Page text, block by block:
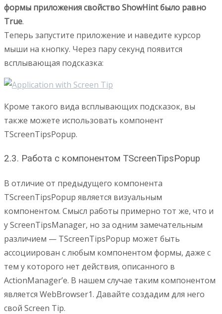
формы приложения свойство ShowHint было равно
True.
Теперь запустите приложение и наведите курсор
мыши на кнопку. Через пару секунд появится
всплывающая подсказка:
Кроме такого вида всплывающих подсказок, вы
также можете использовать компонент
TScreenTipsPopup.
2.3. Работа с компонентом TScreenTipsPopup
В отличие от предыдущего компонента
TScreenTipsPopup является визуальным
компонентом. Смысл работы примерно тот же, что и
у ScreenTipsManager, но за одним замечательным
различием — TScreenTipsPopup может быть
ассоциирован с любым компонентом формы, даже с
тем у которого нет действия, описанного в
ActionManager’е. В нашем случае таким компонентом
является WebBrowser1. Давайте создадим для него
свой Screen Tip.